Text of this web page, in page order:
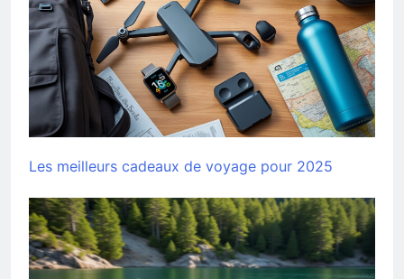
Les meilleurs cadeaux de voyage pour 2025